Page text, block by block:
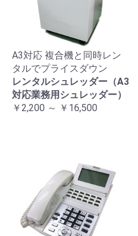
A3対応 複合機と同時レン
タルでプライスダウン
レンタルシュレッダー（A3
対応業務用シュレッダー）
￥2,200 ～ ￥16,500